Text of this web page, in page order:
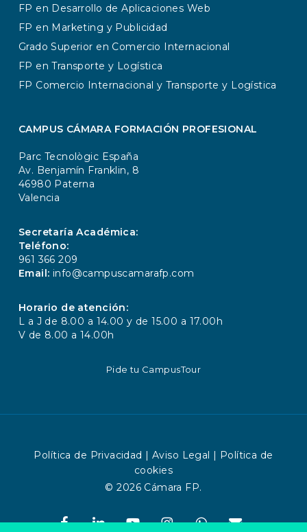
FP en Desarrollo de Aplicaciones Web
FP en Marketing y Publicidad
Grado Superior en Comercio Internacional
FP en Transporte y Logística
FP Comercio Internacional y Transporte y Logística
CAMPUS CÁMARA FORMACIÓN PROFESIONAL
Parc Tecnològic España
Av. Benjamín Franklin, 8
46980 Paterna
Valencia
Secretaría Académica:
Teléfono:
961 366 209
Email: info@campuscamarafp.com
Horario de atención:
L a J de 8.00 a 14.00 y de 15.00 a 17.00h
V de 8.00 a 14.00h
Pide tu CampusTour
Política de Privacidad | Aviso Legal | Política de
cookies
© 2026 Cámara FP.
facebooklinkedinyoutubeinstagramwhatsapp
email